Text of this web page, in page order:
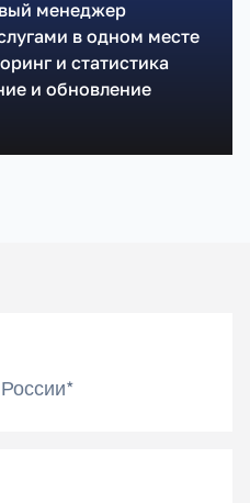
менеджер
в одном месте
и статистика
и обновление